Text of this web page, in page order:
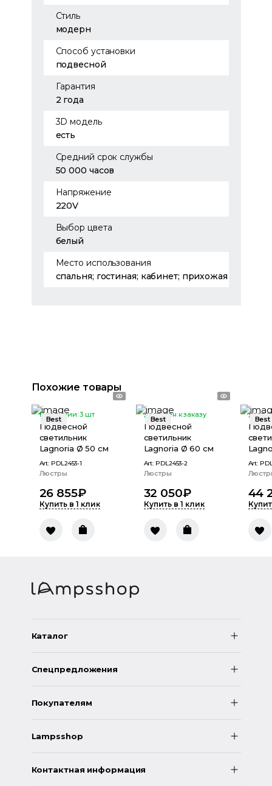
Стиль
модерн
Способ установки
подвесной
Гарантия
2 года
3D модель
есть
Средний срок службы
50 000 часов
Напряжение
220V
Выбор цвета
белый
Место использования
спальня; гостиная; кабинет; прихожая
Похожие товары
Best
В наличии:3 шт
Подвесной
светильник
Lagnoria Ø 50 см
Art: PDL2453-1
Люстры
26 855₽
Купить в 1 клик
Best
доступен к заказу
Подвесной
светильник
Lagnoria Ø 60 см
Art: PDL2453-2
Люстры
32 050₽
Купить в 1 клик
Best
Art:
44
Каталог
Спецпредложения
Покупателям
Lampsshop
Контактная информация